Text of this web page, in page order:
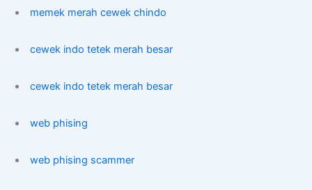
memek merah cewek chindo
cewek indo tetek merah besar
cewek indo tetek merah besar
web phising
web phising scammer